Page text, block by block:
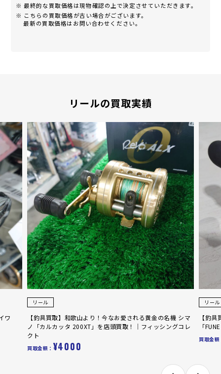
※ 最終的な買取価格は現物確認の上で決定させていただきます。
※ こちらの買取価格が古い場合がございます。
最新の買取価格はお問い合わせください。
リールの買取実績
れる黄金の名機 シマ
！｜フィッシングコレ
【釣具買取】和歌山より！船釣りの万能リール、ダ
「FUNE X 100H」を店頭買取！｜フィッシングコレ